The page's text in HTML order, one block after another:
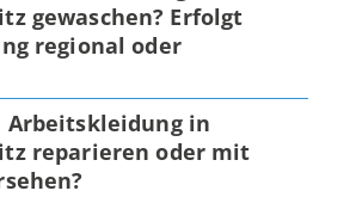
gewaschen? Erfolgt
regional oder
Arbeitskleidung in
reparieren oder mit